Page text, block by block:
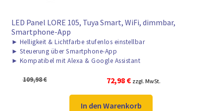
LED Panel LORE 105, Tuya Smart, WiFi, dimmbar,
Smartphone-App
► Helligkeit & Lichtfarbe stufenlos einstellbar
► Steuerung über Smartphone-App
► Kompatibel mit Alexa & Google Assistant
109,98€
Ursprünglicher
war:
72,98 €Aktueller
ist:
zzgl. MwSt.
In den Warenkorb